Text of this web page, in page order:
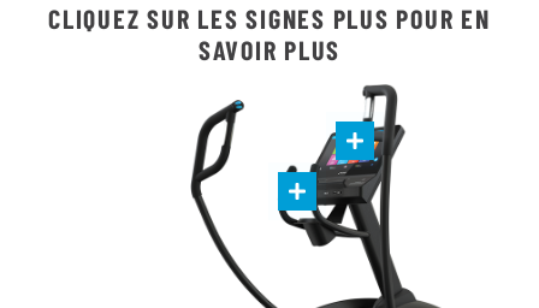
CLIQUEZ SUR LES SIGNES PLUS POUR EN
SAVOIR PLUS